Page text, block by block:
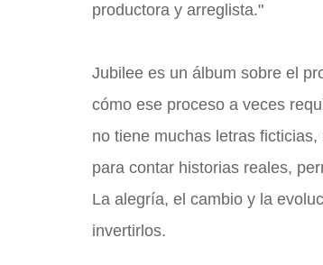
productora y arreglista."
Jubilee es un álbum sobre el
cómo ese proceso a veces
no tiene muchas letras
para contar historias reales,
La alegría, el cambio y la
invertirlos.